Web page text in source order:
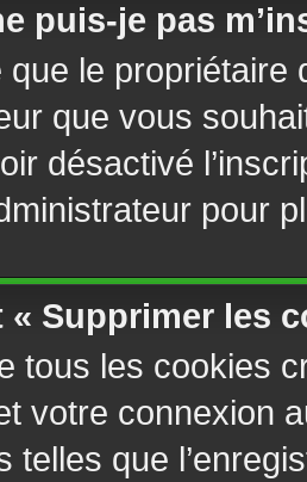
puis-je pas
que le propriétaire
que vous
désactivé
pour
« Supprimer les
tous les cookies
votre connexion
telles que